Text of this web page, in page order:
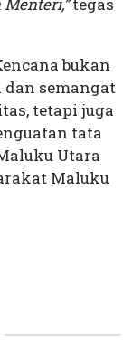
tegas
bukan
semangat
tetapi juga
tata
Utara
Maluku